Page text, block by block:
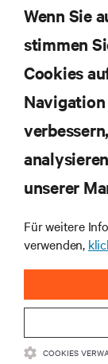
Themen
RESSOURCEN
SUPPORT
UNTERNEHMEN
BLEIBEN SIE
Wenn Sie
stimmen
Cookies
unserer
Für weitere
verwenden,
COOKIES